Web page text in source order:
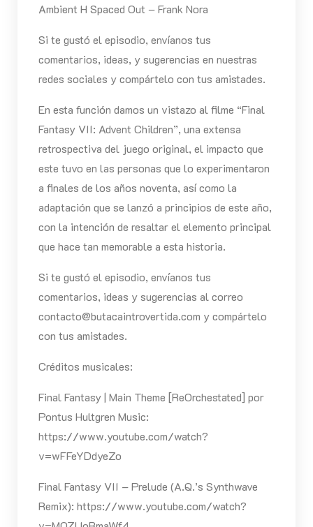
Ambient H Spaced Out – Frank Nora
Si te gustó el episodio, envíanos tus
comentarios, ideas, y sugerencias en nuestras
redes sociales y compártelo con tus amistades.
En esta función damos un vistazo al filme “Final
Fantasy VII: Advent Children”, una extensa
retrospectiva del juego original, el impacto que
este tuvo en las personas que lo experimentaron
a finales de los años noventa, así como la
adaptación que se lanzó a principios de este año,
con la intención de resaltar el elemento principal
que hace tan memorable a esta historia.
Si te gustó el episodio, envíanos tus
comentarios, ideas y sugerencias al correo
contacto@butacaintrovertida.com y compártelo
con tus amistades.
Créditos musicales:
Final Fantasy | Main Theme [ReOrchestated] por
Pontus Hultgren Music:
https://www.youtube.com/watch?
v=wFFeYDdyeZo
Final Fantasy VII – Prelude (A.Q.’s Synthwave
Remix): https://www.youtube.com/watch?